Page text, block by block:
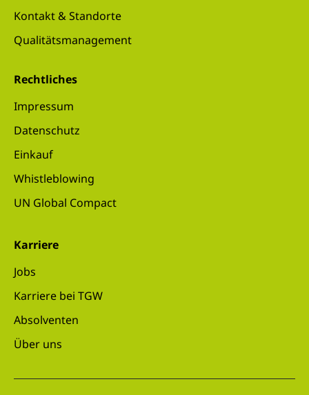
Kontakt & Standorte
Qualitätsmanagement
Rechtliches
Impressum
Datenschutz
Einkauf
Whistleblowing
UN Global Compact
Karriere
Jobs
Karriere bei TGW
Absolventen
Über uns